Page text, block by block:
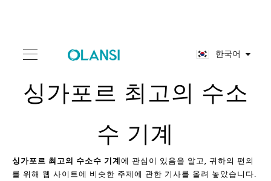
한국어
싱가포르 최고의 수소
수 기계
싱가포르 최고의 수소수 기계에 관심이 있음을 알고, 귀하의 편의
를 위해 웹 사이트에 비슷한 주제에 관한 기사를 올려 놓았습니다.